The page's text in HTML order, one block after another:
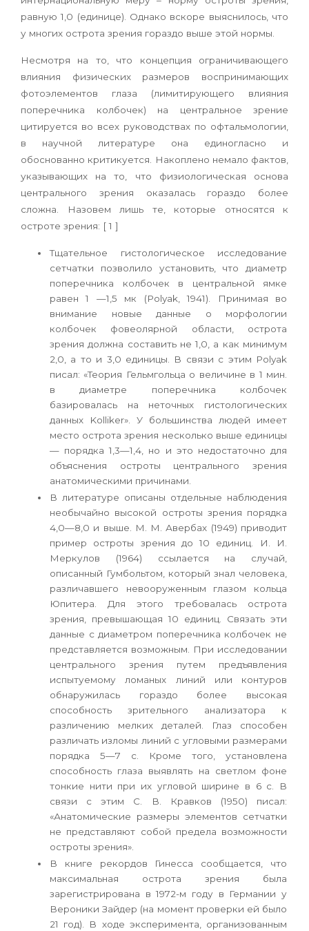
равную 1,0 (единице). Однако вскоре выяснилось, что
у многих острота зрения гораздо выше этой нормы.
Несмотря на то, что концепция ограничивающего
влияния физических размеров воспринимающих
фотоэлементов глаза (лимитирующего влияния
поперечника колбочек) на центральное зрение
цитируется во всех руководствах по офтальмологии,
в научной литературе она единогласно и
обоснованно критикуется. Накоплено немало фактов,
указывающих на то, что физиологическая основа
центрального зрения оказалась гораздо более
сложна. Назовем лишь те, которые относятся к
остроте зрения: [ 1 ]
Тщательное гистологическое исследование
сетчатки позволило установить, что диаметр
поперечника колбочек в центральной ямке
равен 1 —1,5 мк (Polyak, 1941). Принимая во
внимание новые данные о морфологии
колбочек фовеолярной области, острота
зрения должна составить не 1,0, а как минимум
2,0, а то и 3,0 единицы. В связи с этим Polyak
писал: «Теория Гельмгольца о величине в 1 мин.
в диаметре поперечника колбочек
базировалась на неточных гистологических
данных Kolliker». У большинства людей имеет
место острота зрения несколько выше единицы
— порядка 1,3—1,4, но и это недостаточно для
объяснения остроты центрального зрения
анатомическими причинами.
В литературе описаны отдельные наблюдения
необычайно высокой остроты зрения порядка
4,0—8,0 и выше. М. М. Авербах (1949) приводит
пример остроты зрения до 10 единиц. И. И.
Меркулов (1964) ссылается на случай,
описанный Гумбольтом, который знал человека,
различавшего невооруженным глазом кольца
Юпитера. Для этого требовалась острота
зрения, превышающая 10 единиц. Связать эти
данные с диаметром поперечника колбочек не
представляется возможным. При исследовании
центрального зрения путем предъявления
испытуемому ломаных линий или контуров
обнаружилась гораздо более высокая
способность зрительного анализатора к
различению мелких деталей. Глаз способен
различать изломы линий с угловыми размерами
порядка 5—7 с. Кроме того, установлена
способность глаза выявлять на светлом фоне
тонкие нити при их угловой ширине в 6 с. В
связи с этим С. В. Кравков (1950) писал:
«Анатомические размеры элементов сетчатки
не представляют собой предела возможности
остроты зрения».
В книге рекордов Гинесса сообщается, что
максимальная острота зрения была
зарегистрирована в 1972-м году в Германии у
Вероники Зайдер (на момент проверки ей было
21 год). В ходе эксперимента, организованным